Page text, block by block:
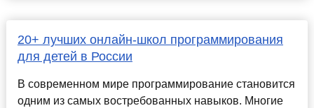
20+ лучших онлайн-школ программирования
для детей в России
В современном мире программирование становится
одним из самых востребованных навыков. Многие